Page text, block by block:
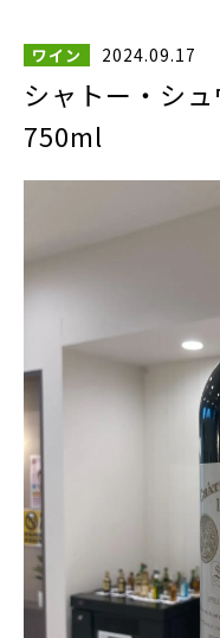
ワイン 2024.09.17
シャトー・シ
750ml